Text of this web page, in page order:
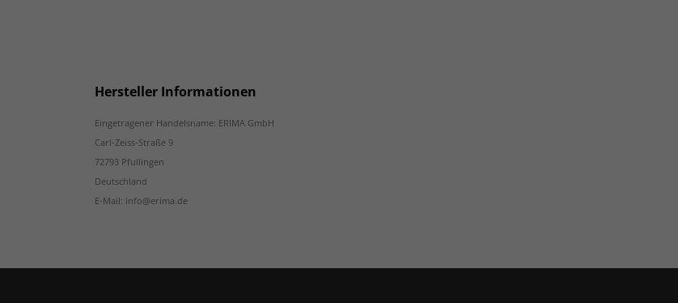
Hersteller Informationen
Eingetragener Handelsname: ERIMA GmbH
Carl-Zeiss-Straße 9
72793 Pfullingen
Deutschland
E-Mail: info@erima.de